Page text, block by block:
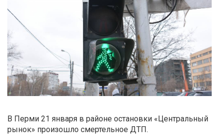
В Перми 21 января в районе остановки «Центральный
рынок» произошло смертельное ДТП.